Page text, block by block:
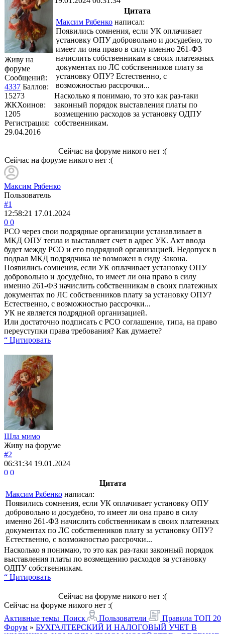
Живу на
форуме
Сообщений:
4337 Баллов:
15273
ЖКХоинов:
1205
Регистрация:
29.04.2016
Цитата
Максим Рябенко написал:
Появились сомнения, если УК оплачивает
установку ОПУ добровольно и досудебно, то
имеет ли она право в силу именно 261-ФЗ
начислить собственникам в своих платежных
документах по ЛС собственников плату за
установку ОПУ? Естественно, с
возможностью рассрочки...
Насколько я понимаю, то это как раз-таки
законный порядок выставления платы по
возмещению расходов за установку ОДПУ
собственникам.
Сейчас на форуме никого нет :(
Сейчас на форуме никого нет :(
Максим Рябенко
Пользователь
#1
12:58:21 17.01.2024
0 0
РСО через свои подрядные организации устанавливает в
МКД ОПУ тепла и выставляет счет в адрес УК. Акт ввода
будет между РСО и его подрядной организацией. Недопуск в
подвал МКД подрядчика не возможен в сиду Закона.
Появились сомнения, если УК оплачивает установку ОПУ
добровольно и досудебно, то имеет ли она право в силу
именно 261-ФЗ начислить собственникам в своих платежных
документах по ЛС собственников плату за установку ОПУ?
Естественно, с возможностью рассрочки...
УК не является подрядной организацией.
Или достаточно подписать с РСО соглашение, типа, на право
переуступки права требования? Как думаете?
“ Цитировать
Шла мимо
Живу на форуме
#2
06:31:34 19.01.2024
0 0
Цитата
Максим Рябенко написал:
Появились сомнения, если УК оплачивает установку ОПУ
добровольно и досудебно, то имеет ли она право в силу
именно 261-ФЗ начислить собственникам в своих платежных
документах по ЛС собственников плату за установку ОПУ?
Естественно, с возможностью рассрочки...
Насколько я понимаю, то это как раз-таки законный порядок
выставления платы по возмещению расходов за установку
ОДПУ собственникам.
“ Цитировать
Сейчас на форуме никого нет :(
Сейчас на форуме никого нет :(
Активные темы Поиск Пользователи Правила ТОП 20
Форум » БУХГАЛТЕРСКИЙ И НАЛОГОВЫЙ УЧЕТ В